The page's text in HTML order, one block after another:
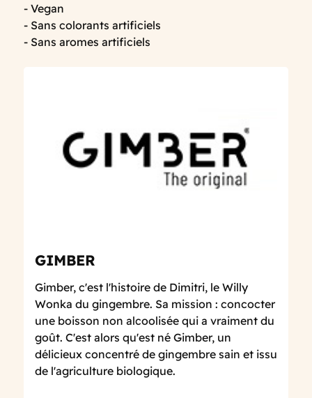
- Vegan
- Sans colorants artificiels
- Sans aromes artificiels
GIMBER
Gimber, c'est l'histoire de Dimitri, le Willy
Wonka du gingembre. Sa mission : concocter
une boisson non alcoolisée qui a vraiment du
goût. C'est alors qu'est né Gimber, un
délicieux concentré de gingembre sain et issu
de l'agriculture biologique.